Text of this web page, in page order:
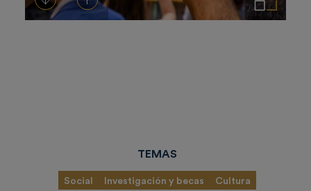
TEMAS
Social Investigación y becas Cultura